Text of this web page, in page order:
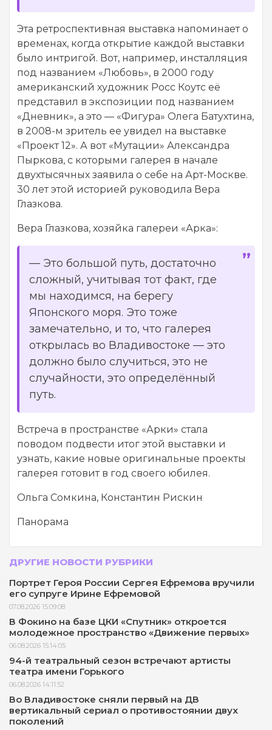
Эта ретроспективная выставка напоминает о
временах, когда открытие каждой выставки
было интригой. Вот, например, инсталляция
под названием «Любовь», в 2000 году
американский художник Росс Коутс её
представил в экспозиции под названием
«Дневник», а это — «Фигура» Олега Батухтина,
в 2008-м зритель ее увидел на выставке
«Проект 12». А вот «Мутации» Александра
Пыркова, с которыми галерея в начале
двухтысячных заявила о себе на Арт-Москве.
30 лет этой историей руководила Вера
Глазкова.
Вера Глазкова, хозяйка галереи «Арка»:
— Это большой путь, достаточно
сложный, учитывая тот факт, где
мы находимся, на берегу
Японского моря. Это тоже
замечательно, и то, что галерея
открылась во Владивостоке — это
должно было случиться, это не
случайности, это определённый
путь.
Встреча в пространстве «Арки» стала
поводом подвести итог этой выставки и
узнать, какие новые оригинальные проекты
галерея готовит в год своего юбилея.
Ольга Сомкина, Константин Рискин
Панорама
ДРУГИЕ НОВОСТИ РУБРИКИ
Портрет Героя России Сергея Ефремова вручили
его супруге Ирине Ефремовой
07.08.2026 15:09:08
В Фокино на базе ЦКИ «Спутник» откроется
молодежное пространство «Движение первых»
06.08.2026 15:14:05
94-й театральный сезон встречают артисты
театра имени Горького
06.08.2026 14:11:52
Во Владивостоке сняли первый на ДВ
вертикальный сериал о противостоянии двух
поколений